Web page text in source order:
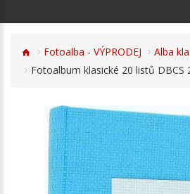
Fotoalba - VÝPRODEJ
Alba
Fotoalbum klasické 20 listů DBCS